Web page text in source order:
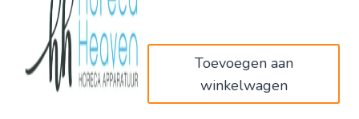
Toevoegen aan
winkelwagen